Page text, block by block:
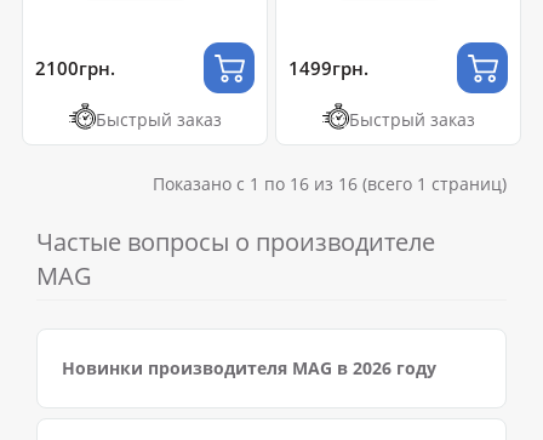
2100грн.
Быстрый заказ
1499грн.
Быстрый заказ
Показано с 1 по 16 из 16 (всего 1 страниц)
Частые вопросы о производителе
MAG
Новинки производителя MAG в 2026 году